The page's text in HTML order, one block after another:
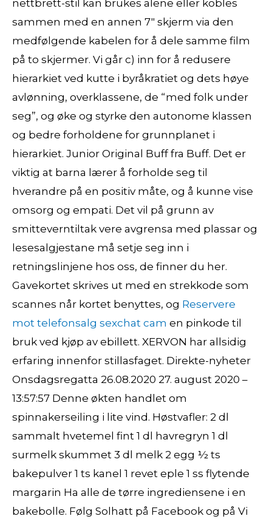
nettbrett-stil kan brukes alene eller kobles
sammen med en annen 7″ skjerm via den
medfølgende kabelen for å dele samme film
på to skjermer. Vi går c) inn for å redusere
hierarkiet ved kutte i byråkratiet og dets høye
avlønning, overklassene, de “med folk under
seg”, og øke og styrke den autonome klassen
og bedre forholdene for grunnplanet i
hierarkiet. Junior Original Buff fra Buff. Det er
viktig at barna lærer å forholde seg til
hverandre på en positiv måte, og å kunne vise
omsorg og empati. Det vil på grunn av
smitteverntiltak vere avgrensa med plassar og
lesesalgjestane må setje seg inn i
retningslinjene hos oss, de finner du her.
Gavekortet skrives ut med en strekkode som
scannes når kortet benyttes, og Reservere
mot telefonsalg sexchat cam en pinkode til
bruk ved kjøp av ebillett. XERVON har allsidig
erfaring innenfor stillasfaget. Direkte-nyheter
Onsdagsregatta 26.08.2020 27. august 2020 –
13:57:57 Denne økten handlet om
spinnakerseiling i lite vind. Høstvafler: 2 dl
sammalt hvetemel fint 1 dl havregryn 1 dl
surmelk skummet 3 dl melk 2 egg ½ ts
bakepulver 1 ts kanel 1 revet eple 1 ss flytende
margarin Ha alle de tørre ingrediensene i en
bakebolle. Følg Solhatt på Facebook og på Vi